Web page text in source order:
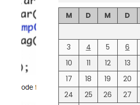
M D M D
3
4 5 6
10
11 12 13
17
18 19 20
24
25 26 27